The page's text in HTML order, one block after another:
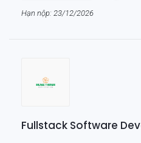
Hạn nộp: 23/12/2026
Fullstack Software